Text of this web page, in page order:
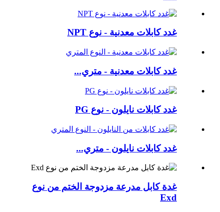
غدد كابلات معدنية - نوع NPT
غدد كابلات معدنية - متري...
غدد كابلات نايلون - نوع PG
غدد كابلات نايلون - متري...
غدة كابل مدرعة مزدوجة الختم من نوع
Exd